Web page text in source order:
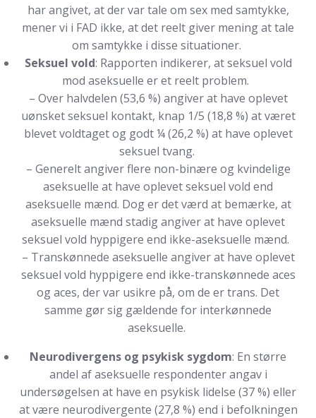
har angivet, at der var tale om sex med samtykke,
mener vi i FAD ikke, at det reelt giver mening at tale
om samtykke i disse situationer.
Seksuel vold: Rapporten indikerer, at seksuel vold
mod aseksuelle er et reelt problem.
– Over halvdelen (53,6 %) angiver at have oplevet
uønsket seksuel kontakt, knap 1/5 (18,8 %) at været
blevet voldtaget og godt ¼ (26,2 %) at have oplevet
seksuel tvang.
– Generelt angiver flere non-binære og kvindelige
aseksuelle at have oplevet seksuel vold end
aseksuelle mænd. Dog er det værd at bemærke, at
aseksuelle mænd stadig angiver at have oplevet
seksuel vold hyppigere end ikke-aseksuelle mænd.
– Transkønnede aseksuelle angiver at have oplevet
seksuel vold hyppigere end ikke-transkønnede aces
og aces, der var usikre på, om de er trans. Det
samme gør sig gældende for interkønnede
aseksuelle.
Neurodivergens og psykisk sygdom: En større
andel af aseksuelle respondenter angav i
undersøgelsen at have en psykisk lidelse (37 %) eller
at være neurodivergente (27,8 %) end i befolkningen